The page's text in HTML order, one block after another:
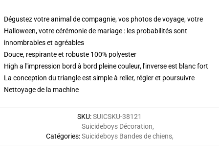
Dégustez votre animal de compagnie, vos photos de voyage, votre
Halloween, votre cérémonie de mariage : les probabilités sont
innombrables et agréables
Douce, respirante et robuste 100% polyester
High a l'impression bord à bord pleine couleur, l'inverse est blanc fort
La conception du triangle est simple à relier, régler et poursuivre
Nettoyage de la machine
SKU:SUICSKU-38121
Catégories:
Suicideboys Décoration,
Suicideboys Bandes de chiens,